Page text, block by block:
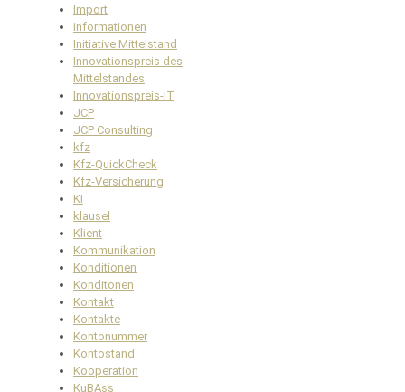
Import
informationen
Initiative Mittelstand
Innovationspreis des
Mittelstandes
Innovationspreis-IT
JCP
JCP Consulting
kfz
Kfz-QuickCheck
Kfz-Versicherung
KI
klausel
Klient
Kommunikation
Konditionen
Konditonen
Kontakt
Kontakte
Kontonummer
Kontostand
Kooperation
KuBAss